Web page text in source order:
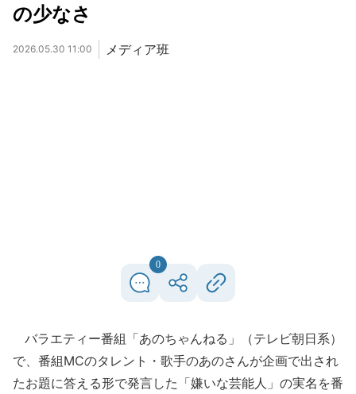
の少なさ
2026.05.30 11:00 メディア班
0
バラエティー番組「あのちゃんねる」（テレビ朝日系）
で、番組MCのタレント・歌手のあのさんが企画で出され
たお題に答える形で発言した「嫌いな芸能人」の実名を番